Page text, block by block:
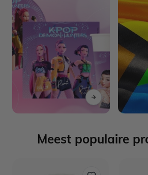
Meest populaire